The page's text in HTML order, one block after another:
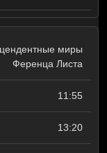
миры
Ференца Листа
11:55
13:20